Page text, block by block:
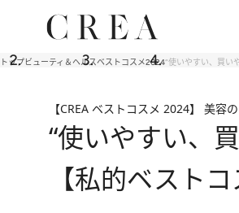
トップビューティ＆ヘルスベストコスメ2024“使いやすい、買い
【CREA ベストコスメ 2024】 美容
“使いやすい、
【私的ベストコ